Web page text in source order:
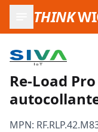
THINK
Re-Load
MPN: